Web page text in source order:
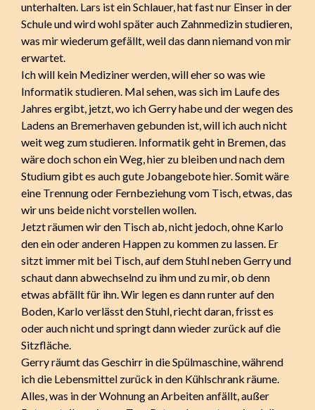
unterhalten. Lars ist ein Schlauer, hat fast nur Einser in der
Schule und wird wohl später auch Zahnmedizin studieren,
was mir wiederum gefällt, weil das dann niemand von mir
erwartet.
Ich will kein Mediziner werden, will eher so was wie
Informatik studieren. Mal sehen, was sich im Laufe des
Jahres ergibt, jetzt, wo ich Gerry habe und der wegen des
Ladens an Bremerhaven gebunden ist, will ich auch nicht
weit weg zum studieren. Informatik geht in Bremen, das
wäre doch schon ein Weg, hier zu bleiben und nach dem
Studium gibt es auch gute Jobangebote hier. Somit wäre
eine Trennung oder Fernbeziehung vom Tisch, etwas, das
wir uns beide nicht vorstellen wollen.
Jetzt räumen wir den Tisch ab, nicht jedoch, ohne Karlo
den ein oder anderen Happen zu kommen zu lassen. Er
sitzt immer mit bei Tisch, auf dem Stuhl neben Gerry und
schaut dann abwechselnd zu ihm und zu mir, ob denn
etwas abfällt für ihn. Wir legen es dann runter auf den
Boden, Karlo verlässt den Stuhl, riecht daran, frisst es
oder auch nicht und springt dann wieder zurück auf die
Sitzfläche.
Gerry räumt das Geschirr in die Spülmaschine, während
ich die Lebensmittel zurück in den Kühlschrank räume.
Alles, was in der Wohnung an Arbeiten anfällt, außer